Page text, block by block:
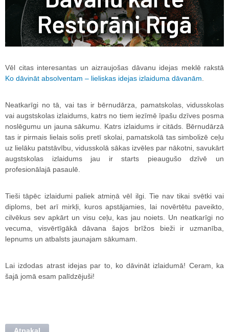
Vēl citas interesantas un aizraujošas dāvanu idejas meklē rakstā
Ko dāvināt absolventam – lieliskas idejas izlaiduma dāvanām
Neatkarīgi no tā, vai tas ir bērnudārza, pamatskolas, vidusskolas
vai augstskolas izlaidums, katrs no tiem iezīmē īpašu dzīves posma
noslēgumu un jauna sākumu. Katrs izlaidums ir citāds. Bērnudārzā
tas ir pirmais lielais solis pretī skolai, pamatskolā tas simbolizē ceļu
uz lielāku patstāvību, vidusskolā sākas izvēles par nākotni, savukārt
augstskolas izlaidums jau ir starts pieaugušo dzīvē un
profesionālajā pasaulē.
Tieši tāpēc izlaidumi paliek atmiņā vēl ilgi. Tie nav tikai svētki vai
diploms, bet arī mirkļi, kuros apstājamies, lai novērtētu paveikto,
cilvēkus sev apkārt un visu ceļu, kas jau noiets. Un neatkarīgi no
vecuma, visvērtīgākā dāvana šajos brīžos bieži ir uzmanība,
lepnums un atbalsts jaunajam sākumam.
Lai izdodas atrast idejas par to, ko dāvināt izlaidumā! Ceram, ka
šajā jomā esam palīdzējuši!